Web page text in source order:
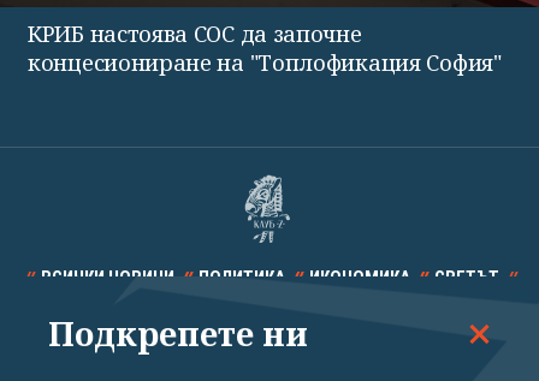
КРИБ настоява СОС да започне
концесиониране на "Топлофикация София"
ВСИЧКИ НОВИНИ ПОЛИТИКА ИКОНОМИКА СВЕТЪТ
СПОРТ КУЛТУРА ТЕХНОЛОГИИ КАЛЕЙДОСКОП
Подкрепете ни